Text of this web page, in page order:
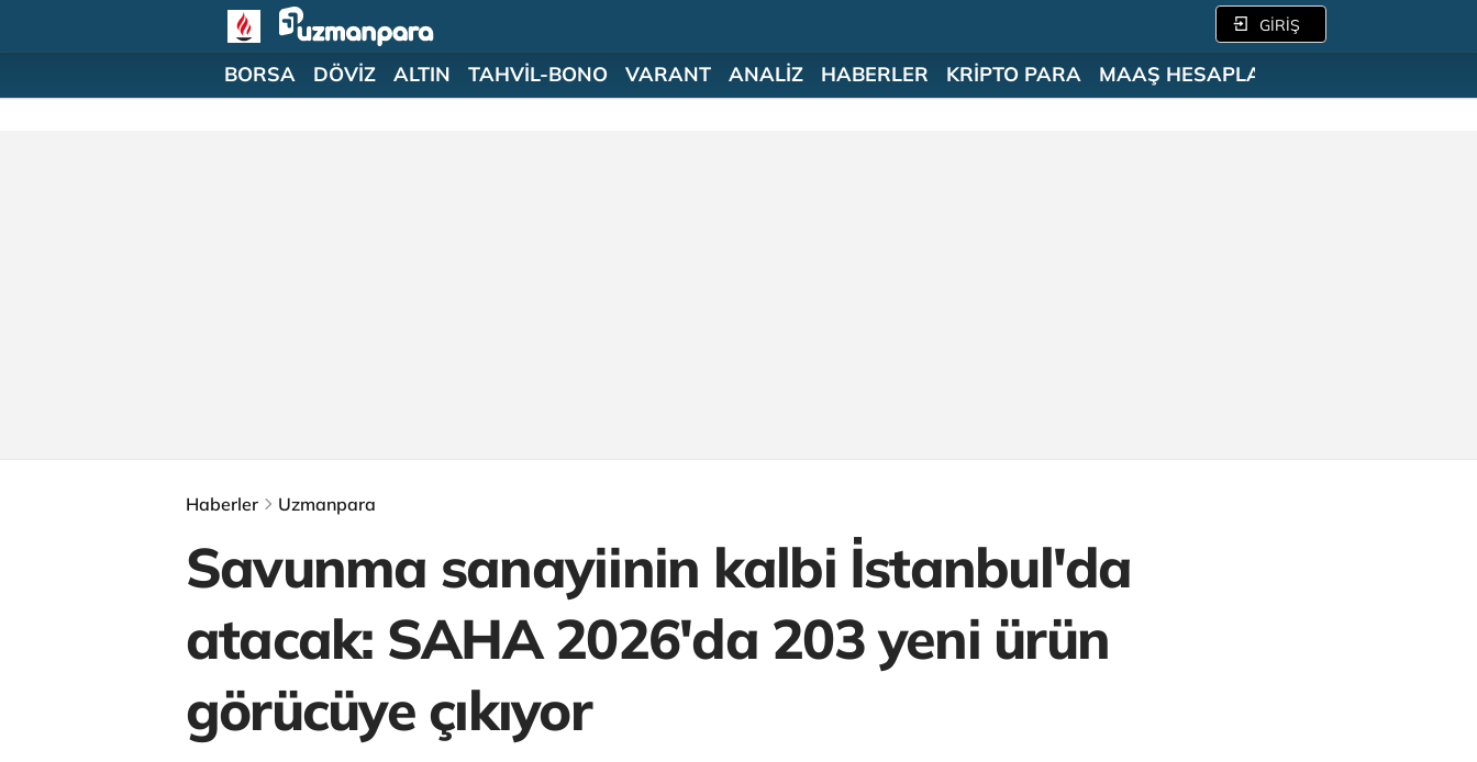
GİRİŞ
BORSA DÖVİZ ALTIN TAHVİL-BONO VARANT ANALİZ HABERLER KRİPTO PARA MAAŞ HESAPLAMA
Haberler Uzmanpara
Savunma sanayiinin kalbi İstanbul'da
atacak: SAHA 2026'da 203 yeni ürün
görücüye çıkıyor